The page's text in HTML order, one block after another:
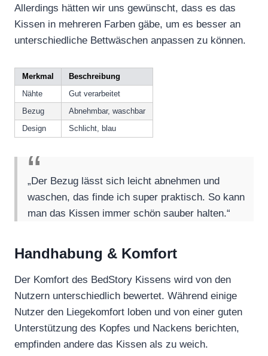
Allerdings hätten wir uns gewünscht, dass es das
Kissen in mehreren Farben gäbe, um es besser an
unterschiedliche Bettwäschen anpassen zu können.
Merkmal
Beschreibung
Nähte
Gut verarbeitet
Bezug
Abnehmbar, waschbar
Design
Schlicht, blau
„Der Bezug lässt sich leicht abnehmen und
waschen, das finde ich super praktisch. So kann
man das Kissen immer schön sauber halten.“
Handhabung & Komfort
Der Komfort des BedStory Kissens wird von den
Nutzern unterschiedlich bewertet. Während einige
Nutzer den Liegekomfort loben und von einer guten
Unterstützung des Kopfes und Nackens berichten,
empfinden andere das Kissen als zu weich.